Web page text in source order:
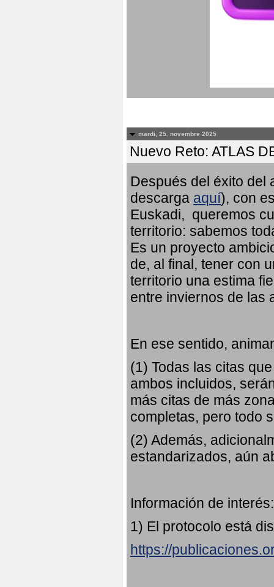
mardi, 25. novembre 2025
Nuevo Reto: ATLAS
Después del éxito del
descarga aquí), con
Euskadi, queremos
territorio: sabemos
Es un proyecto
de, al final, tener con
territorio una estima
entre inviernos de las
En ese sentido,
(1) Todas las citas
ambos incluidos,
más citas de más
completas, pero todo
(2) Además,
estandarizados, aún
Información de interés:
1) El protocolo está
https://